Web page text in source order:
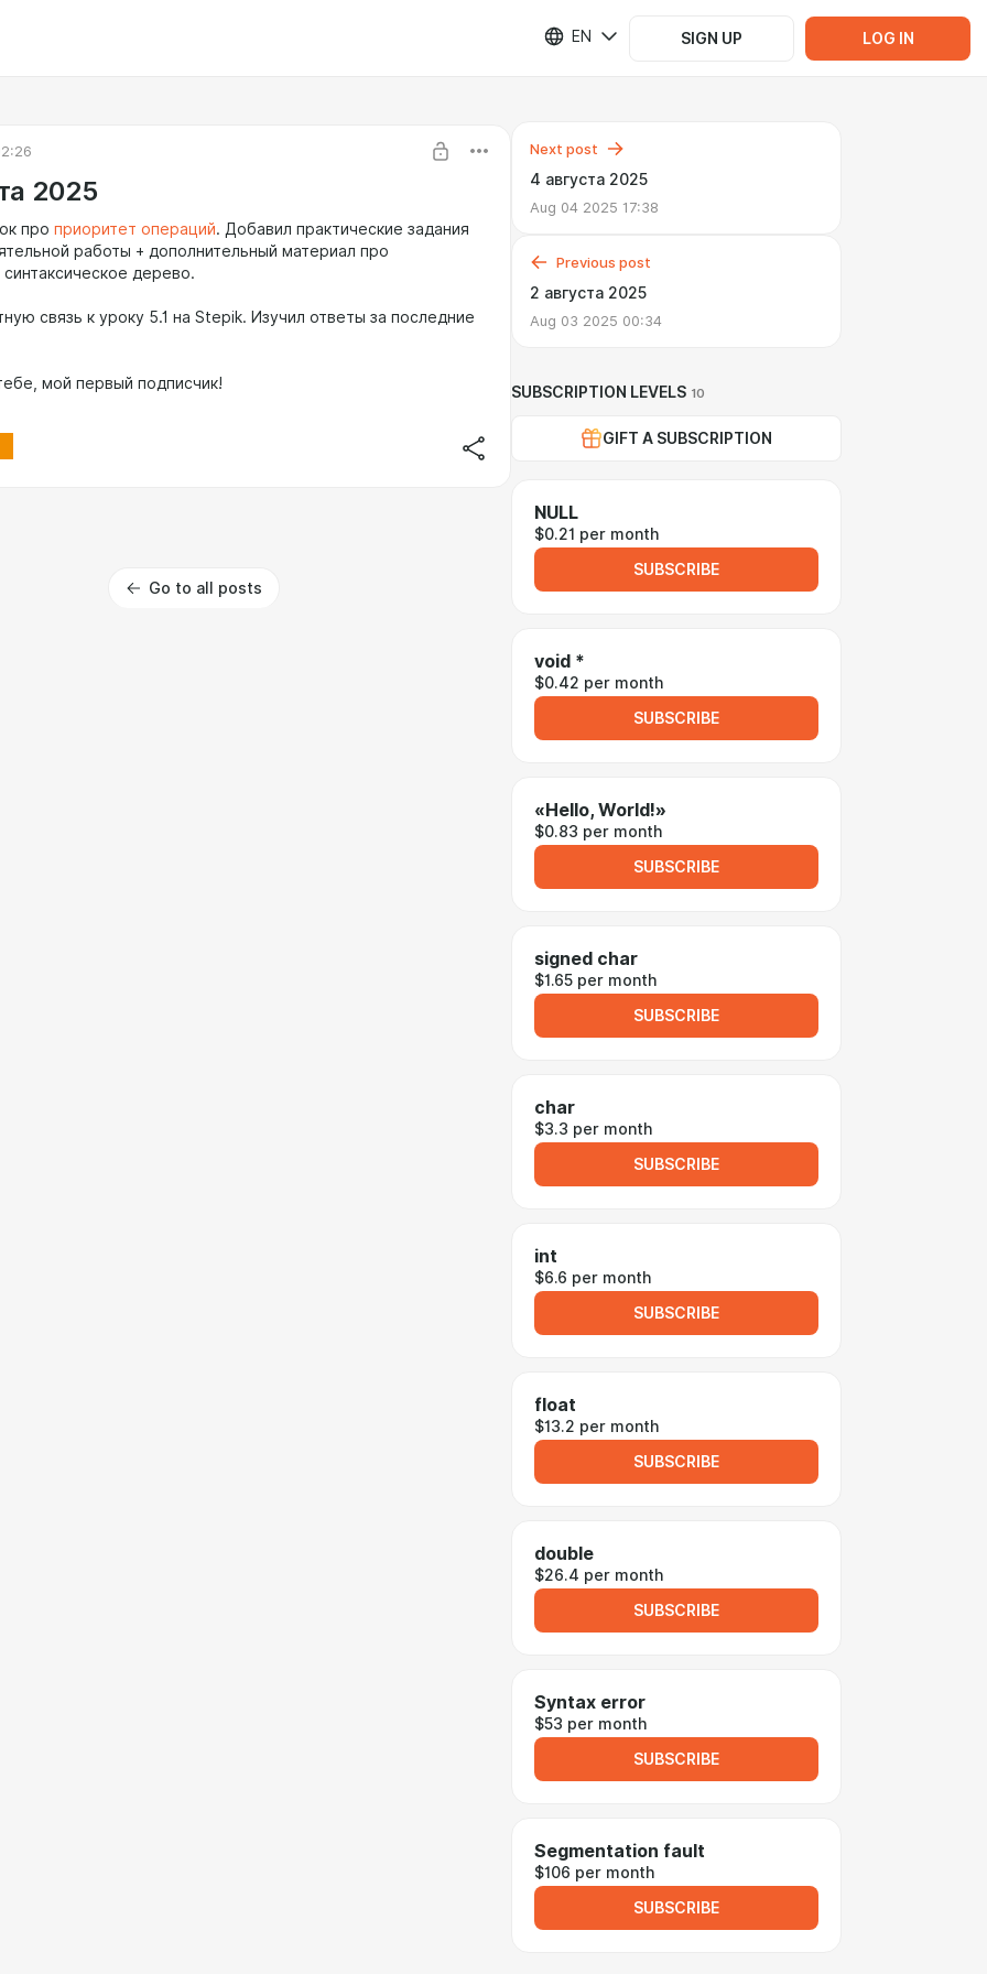
EN SIGN UP LOG IN
2025
про приоритет операций. Добавил практические задания
работы + дополнительный материал про
дерево.
связь к уроку 5.1 на Stepik. Изучил ответы за последние
мой первый подписчик!
Go to all posts
Next post
4 августа 2025
Aug 04 2025 17:38
Previous post
2 августа 2025
Aug 03 2025 00:34
SUBSCRIPTION LEVELS 10
GIFT A SUBSCRIPTION
NULL
$0.21 per month
SUBSCRIBE
void *
$0.42 per month
SUBSCRIBE
«Hello, World!»
$0.83 per month
SUBSCRIBE
signed char
$1.65 per month
SUBSCRIBE
char
$3.3 per month
SUBSCRIBE
int
$6.6 per month
SUBSCRIBE
float
$13.2 per month
SUBSCRIBE
double
$26.4 per month
SUBSCRIBE
Syntax error
$53 per month
SUBSCRIBE
Segmentation fault
$106 per month
SUBSCRIBE